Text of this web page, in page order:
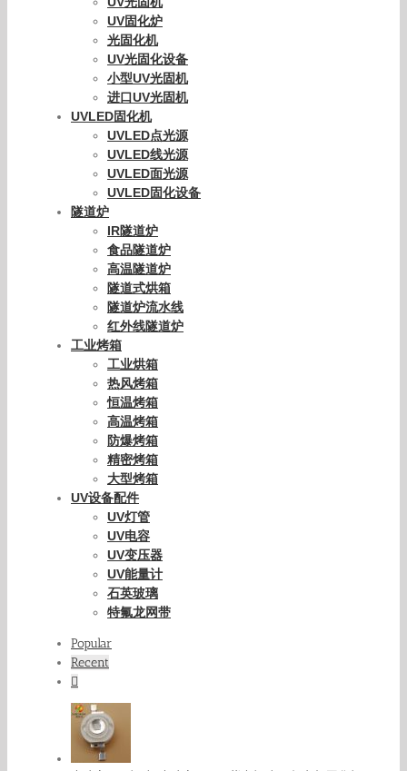
UV固化炉
光固化机
UV光固化设备
小型UV光固机
进口UV光固机
UVLED固化机
UVLED点光源
UVLED线光源
UVLED面光源
UVLED固化设备
隧道炉
IR隧道炉
食品隧道炉
高温隧道炉
隧道式烘箱
隧道炉流水线
红外线隧道炉
工业烤箱
工业烘箱
热风烤箱
恒温烤箱
高温烤箱
防爆烤箱
精密烤箱
大型烤箱
UV设备配件
UV灯管
UV电容
UV变压器
UV能量计
石英玻璃
特氟龙网带
Popular
Recent